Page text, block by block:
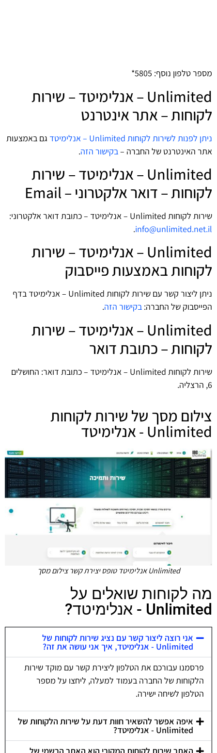
מספר טלפון נוסף: 5805*
Unlimited – אנלימיטד – שירות
לקוחות – אתר אינטרנט
ניתן לפנות לשירות לקוחות Unlimited – אנלימיטד
גם באמצעות
אתר האינטרנט של החברה – בקישור הזה.
Unlimited – אנלימיטד – שירות
לקוחות – דואר אלקטרוני – Email
שירות לקוחות Unlimited – אנלימיטד – כתובת דואר אלקטרוני:
info@unlimited.net.il
.
Unlimited – אנלימיטד – שירות
לקוחות באמצעות פייסבוק
ניתן ליצור קשר עם שירות לקוחות Unlimited – אנלימיטד בדף
הפייסבוק של החברה: בקישור הזה.
Unlimited – אנלימיטד – שירות
לקוחות – כתובת דואר
שירות לקוחות Unlimited – אנלימיטד – כתובת דואר: החושלים
6, הרצליה.
צילום מסך של שירות לקוחות
Unlimited - אנלימיטד
Unlimited אנלימיטד טופס יצירת קשר צילום מסך
מה לקוחות שואלים על
Unlimited - אנלימיטד?
אני רוצה ליצור קשר עם נציג שירות לקוחות של
Unlimited - אנלימיטד, איך אני עושה את זה?
פרסמנו עבורכם את הטלפון ליצירת קשר עם מוקד שירות
הלקוחות של החברה בעמוד למעלה, ליחצו על מספר
הטלפון לשיחה ישירה.
איפה אפשר להשאיר חוות דעת על שירות הלקוחות של
Unlimited - אנלימיטד?
האתר שירות לקוחות המקורי הוא האתר הרשמי של